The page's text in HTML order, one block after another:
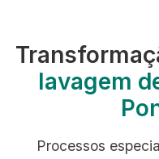
lavagem
Processos